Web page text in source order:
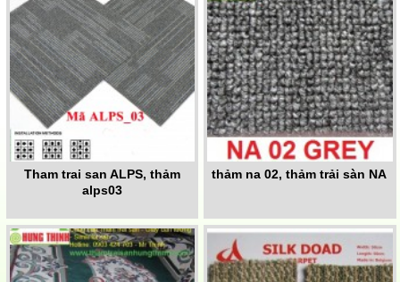
Tham trai san ALPS, thảm
alps03
thảm na 02, thảm trải sàn NA